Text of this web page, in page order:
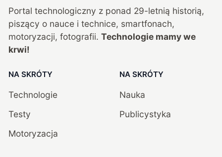
Portal technologiczny z ponad 29-letnią historią,
piszący o nauce i technice, smartfonach,
motoryzacji, fotografii. Technologie mamy we
krwi!
NA SKRÓTY
Technologie
Testy
Motoryzacja
NA SKRÓTY
Nauka
Publicystyka